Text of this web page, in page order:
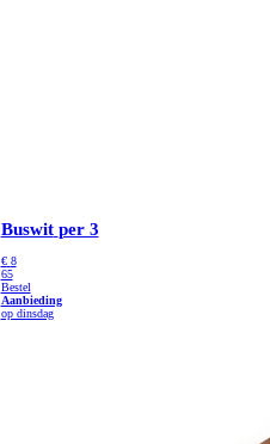
Buswit per 3
€ 8
65
Bestel
Aanbieding
op dinsdag